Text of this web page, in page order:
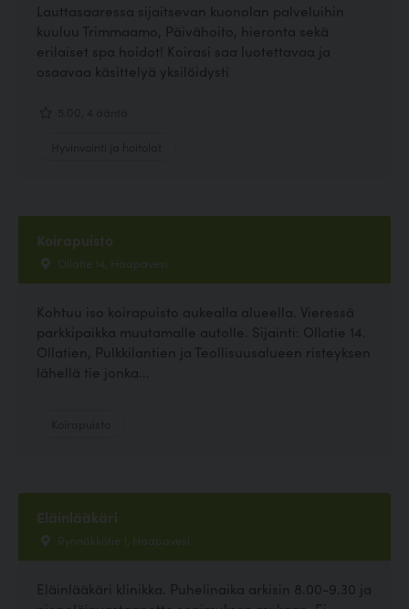
Lauttasaaressa sijaitsevan kuonolan palveluihin
kuuluu Trimmaamo, Päivähoito, hieronta sekä
erilaiset spa hoidot! Koirasi saa luotettavaa ja
osaavaa käsittelyä yksilöidysti
Koirapuisto
Ollatie 14, Haapavesi
Kohtuu iso koirapuisto aukealla alueella. Vieressä
parkkipaikka muutamalle autolle. Sijainti: Ollatie 14.
Ollatien, Pulkkilantien ja Teollisuusalueen risteyksen
lähellä tie jonka...
Eläinlääkäri
Rynnäkkötie 1, Haapavesi
Eläinlääkäri klinikka. Puhelinaika arkisin 8.00-9.30 ja